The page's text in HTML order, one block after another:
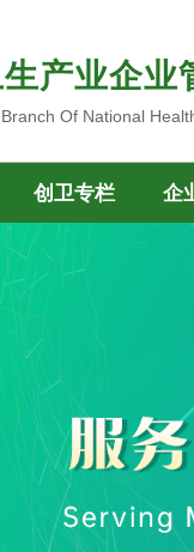
产业企业
Of National
创卫专栏 企